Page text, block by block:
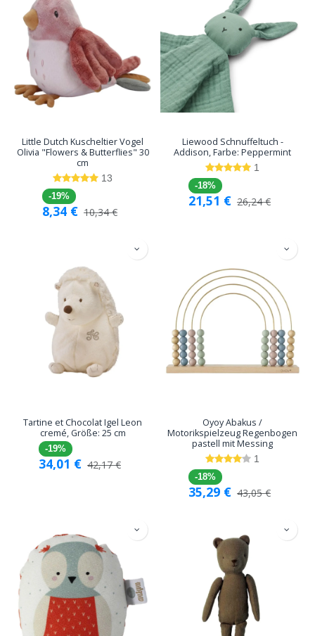
Little Dutch Kuscheltier Vogel
Olivia "Flowers & Butterflies" 30
cm
13
-19%
8,34 € 10,34€
Liewood Schnuffeltuch -
Addison, Farbe: Peppermint
1
-18%
21,51 € 26,24€
Tartine et Chocolat Igel Leon
cremé, Größe: 25 cm
-19%
34,01 € 42,17€
Oyoy Abakus /
Motorikspielzeug Regenbogen
pastell mit Messing
1
-18%
35,29 € 43,05€